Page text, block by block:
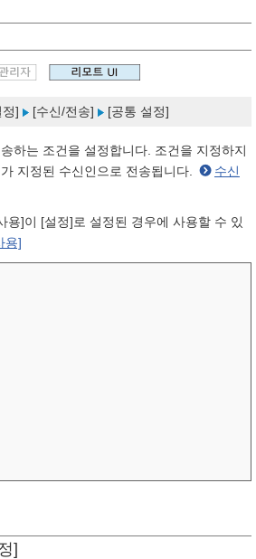
] [수신/전송] [공통 설정]
하는 조건을 설정합니다. 조건을 지정하지
지정된 수신인으로 전송됩니다.
수신
용]이 [설정]로 설정된 경우에 사용할 수 있
용]
]